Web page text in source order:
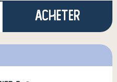
Acheter